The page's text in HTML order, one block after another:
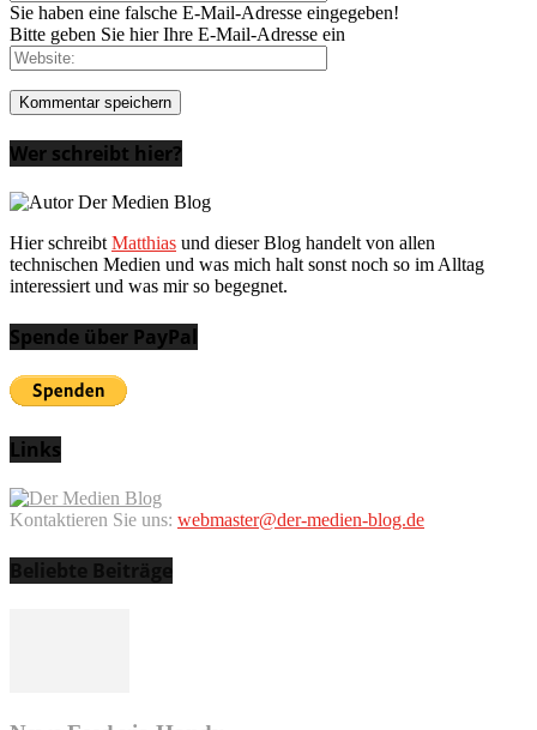
Sie haben eine falsche E-Mail-Adresse eingegeben!
Bitte geben Sie hier Ihre E-Mail-Adresse ein
Wer schreibt hier?
Hier schreibt Matthias und dieser Blog handelt von allen
technischen Medien und was mich halt sonst noch so im Alltag
interessiert und was mir so begegnet.
Spende über PayPal
Links
Kontaktieren Sie uns: webmaster@der-medien-blog.de
Beliebte Beiträge